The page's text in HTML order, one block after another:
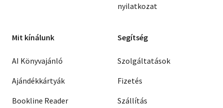
nyilatkozat
Mit kínálunk
AI Könyvajánló
Ajándékkártyák
Bookline Reader
Segítség
Szolgáltatások
Fizetés
Szállítás